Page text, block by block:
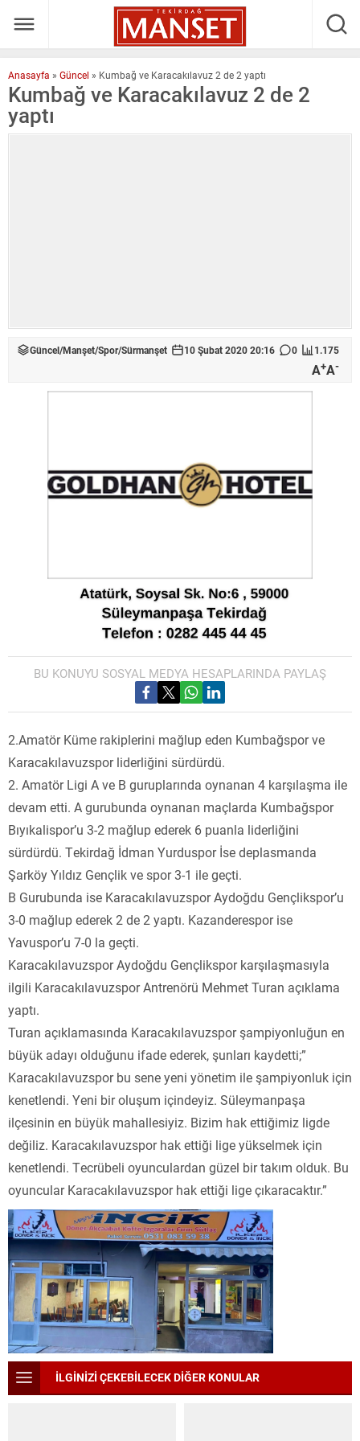
Anasayfa » Güncel » Kumbağ ve Karacakılavuz 2 de 2 yaptı
Kumbağ ve Karacakılavuz 2 de 2
yaptı
Güncel/Manşet/Spor/Sürmanşet 10 Şubat 2020 20:16 0 1.175
A+A-
BU KONUYU SOSYAL MEDYA HESAPLARINDA PAYLAŞ
2.Amatör Küme rakiplerini mağlup eden Kumbağspor ve
Karacakılavuzspor liderliğini sürdürdü.
2. Amatör Ligi A ve B guruplarında oynanan 4 karşılaşma ile
devam etti. A gurubunda oynanan maçlarda Kumbağspor
Bıyıkalispor’u 3-2 mağlup ederek 6 puanla liderliğini
sürdürdü. Tekirdağ İdman Yurduspor İse deplasmanda
Şarköy Yıldız Gençlik ve spor 3-1 ile geçti.
B Gurubunda ise Karacakılavuzspor Aydoğdu Gençlikspor’u
3-0 mağlup ederek 2 de 2 yaptı. Kazanderespor ise
Yavuspor’u 7-0 la geçti.
Karacakılavuzspor Aydoğdu Gençlikspor karşılaşmasıyla
ilgili Karacakılavuzspor Antrenörü Mehmet Turan açıklama
yaptı.
Turan açıklamasında Karacakılavuzspor şampiyonluğun en
büyük adayı olduğunu ifade ederek, şunları kaydetti;”
Karacakılavuzspor bu sene yeni yönetim ile şampiyonluk için
kenetlendi. Yeni bir oluşum içindeyiz. Süleymanpaşa
ilçesinin en büyük mahallesiyiz. Bizim hak ettiğimiz ligde
değiliz. Karacakılavuzspor hak ettiği lige yükselmek için
kenetlendi. Tecrübeli oyunculardan güzel bir takım olduk. Bu
oyuncular Karacakılavuzspor hak ettiği lige çıkaracaktır.”
İLGİNİZİ ÇEKEBİLECEK DİĞER KONULAR